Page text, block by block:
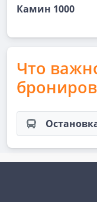
Камин 1000
Что